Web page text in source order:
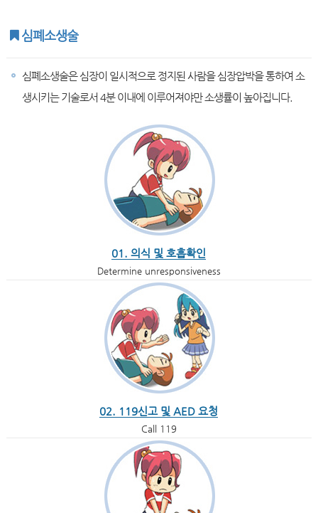
심폐소생술
심폐소생술은 심장이 일시적으로 정지된 사람을 심장압박을 통하여 소
생시키는 기술로서 4분 이내에 이루어져야만 소생률이 높아집니다.
01. 의식 및 호흡확인
Determine unresponsiveness
02. 119신고 및 AED 요청
Call 119